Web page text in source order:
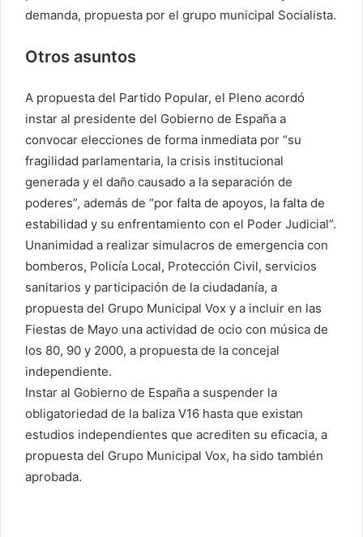
demanda, propuesta por el grupo municipal Socialista.
Otros asuntos
A propuesta del Partido Popular, el Pleno acordó
instar al presidente del Gobierno de España a
convocar elecciones de forma inmediata por “su
fragilidad parlamentaria, la crisis institucional
generada y el daño causado a la separación de
poderes”, además de “por falta de apoyos, la falta de
estabilidad y su enfrentamiento con el Poder Judicial”.
Unanimidad a realizar simulacros de emergencia con
bomberos, Policía Local, Protección Civil, servicios
sanitarios y participación de la ciudadanía, a
propuesta del Grupo Municipal Vox y a incluir en las
Fiestas de Mayo una actividad de ocio con música de
los 80, 90 y 2000, a propuesta de la concejal
independiente.
Instar al Gobierno de España a suspender la
obligatoriedad de la baliza V16 hasta que existan
estudios independientes que acrediten su eficacia, a
propuesta del Grupo Municipal Vox, ha sido también
aprobada.